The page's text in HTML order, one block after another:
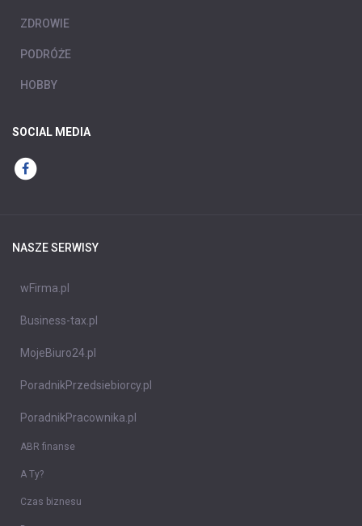
ZDROWIE
PODRÓŻE
HOBBY
SOCIAL MEDIA
NASZE SERWISY
wFirma.pl
Business-tax.pl
MojeBiuro24.pl
PoradnikPrzedsiebiorcy.pl
PoradnikPracownika.pl
ABR finanse
A Ty?
Czas biznesu